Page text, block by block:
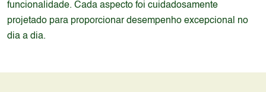
funcionalidade. Cada aspecto foi cuidadosamente
projetado para proporcionar desempenho excepcional no
dia a dia.